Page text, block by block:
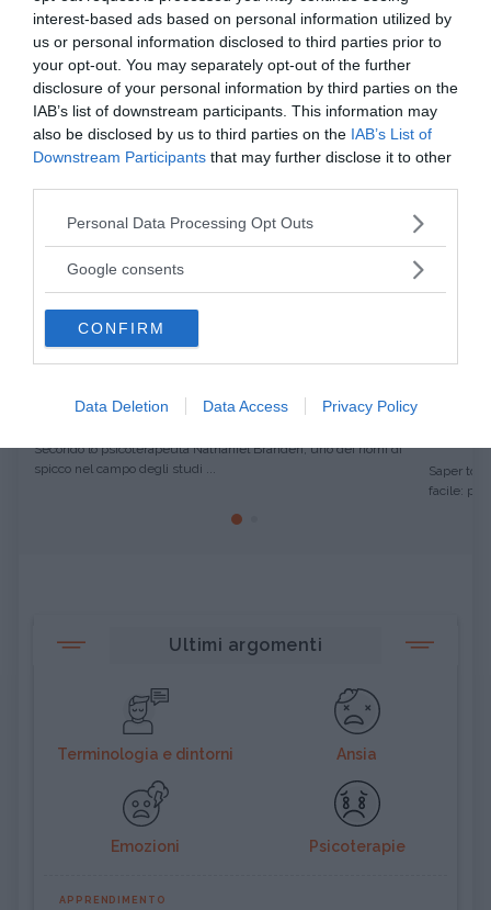
interest-based ads based on personal information utilized by
us or personal information disclosed to third parties prior to
your opt-out. You may separately opt-out of the further
disclosure of your personal information by third parties on the
IAB’s list of downstream participants. This information may
also be disclosed by us to third parties on the IAB’s List of
Downstream Participants that may further disclose it to other
Please note that this website/app uses one or more Google
not limited to your visit or usage behaviour. You may click to
use your data for below specified purposes in below Google
consent section.
Personal Data Processing Opt Outs
Google consents
CONFIRM
Data Deletion Data Access Privacy Policy
Fonte immagine: avhell
da: COMPETENZE ATTEGGIAMENTO
Ti potrebbe interessare anche
I sei pilastri su cui poggia l'autostima
Secondo lo psicoterapeuta Nathaniel Branden, uno dei nomi di
spicco nel campo degli studi ...
Saper
facile: per
Ultimi argomenti
Terminologia e dintorni Ansia
Emozioni Psicoterapie
APPRENDIMENTO